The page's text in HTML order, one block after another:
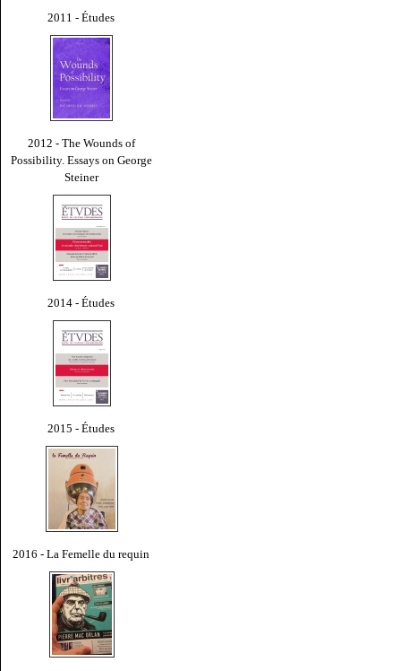
2011 - Études
2012 - The Wounds of
Possibility. Essays on George
Steiner
2014 - Études
2015 - Études
2016 - La Femelle du requin